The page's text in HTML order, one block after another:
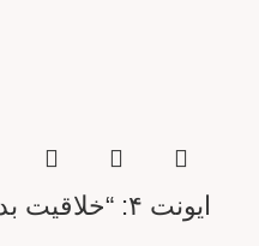
ایونت ۴: “خلاقیت بدون مرز”